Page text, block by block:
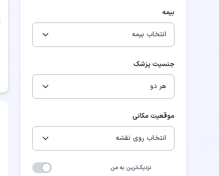
بیمه
انتخاب بیمه
جنسیت پزشک
هر دو
موقعیت مکانی
انتخاب روی نقشه
نزدیک‌ترین به من